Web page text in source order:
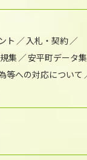
ト
入札・契約
集
安平町データ集
等への対応について